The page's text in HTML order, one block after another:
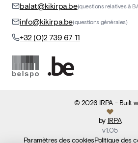
balat@kikirpa.be(questions relatives à
info@kikirpa.be(questions générales)
+32 (0)2 739 67 11
©2026 IRPA- Built
by IRPA
v1.05
Paramètres des cookiesPolitique des